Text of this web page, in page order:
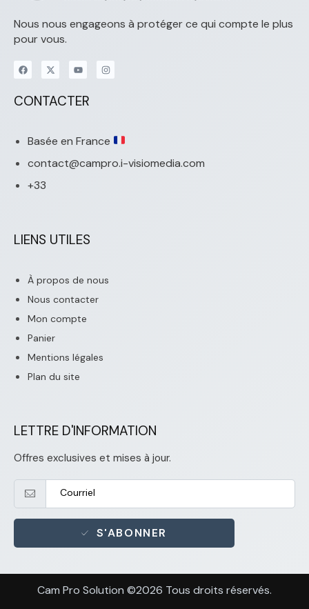
Nous nous engageons à protéger ce qui compte le plus
pour vous.
CONTACTER
Basée en France
contact@campro.i-visiomedia.com
+33
LIENS UTILES
À propos de nous
Nous contacter
Mon compte
Panier
Mentions légales
Plan du site
LETTRE D'INFORMATION
Offres exclusives et mises à jour.
S'ABONNER
Cam Pro Solution ©2026 Tous droits réservés.